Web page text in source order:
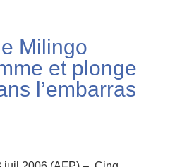
Milingo
et plonge
l’embarras